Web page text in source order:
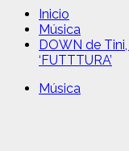
Inicio
Música
DOWN de
‘FUTTTURA’
Música